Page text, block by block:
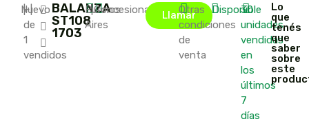
Nuevo
|+
de
1
vendidos
|
BALANZA
ST108
1703
Buenos
Aires
|Concesionario Llamar
Otras
condiciones
de
venta
Disponible
30
unidades
vendidas
en
los
últimos
7
días
Lo
que
tenés
que
saber
sobre
este